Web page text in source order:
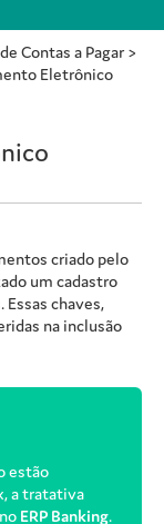
Contas a Pagar>
Eletrônico
criado pelo
um cadastro
Essas chaves,
na inclusão
estão
a tratativa
ERP Banking.